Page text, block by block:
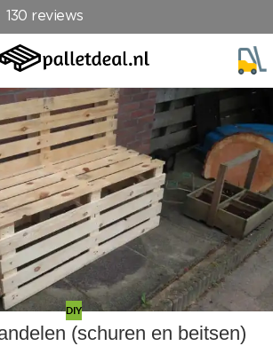
DIY
(schuren en beitsen)